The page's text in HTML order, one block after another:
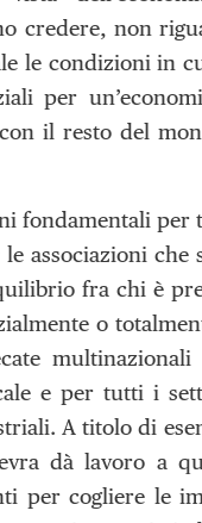
credere, non
le condizioni in
per
il resto del
fondamentali per
associazioni
fra chi è
o
e per tutti i
A titolo di
dà lavoro a
per cogliere le